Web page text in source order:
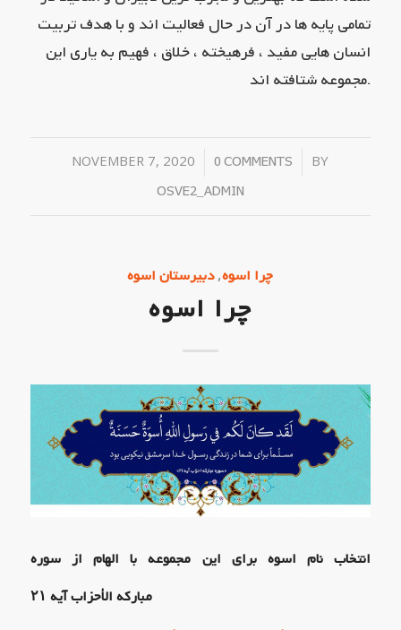
تمامی پایه ها در آن در حال فعالیت اند و با هدف تربیت
انسان هایی مفید ، فرهیخته ، خلاق ، فهیم به یاری این
مجموعه شتافته اند.
NOVEMBER 7, 2020
/ 0 COMMENTS
/ BY
OSVE2_ADMIN
چرا اسوه,دبیرستان اسوه
چرا اسوه
انتخاب نام اسوه برای این مجموعه با الهام ازسوره
مبارکه الأحزاب آیه ۲۱